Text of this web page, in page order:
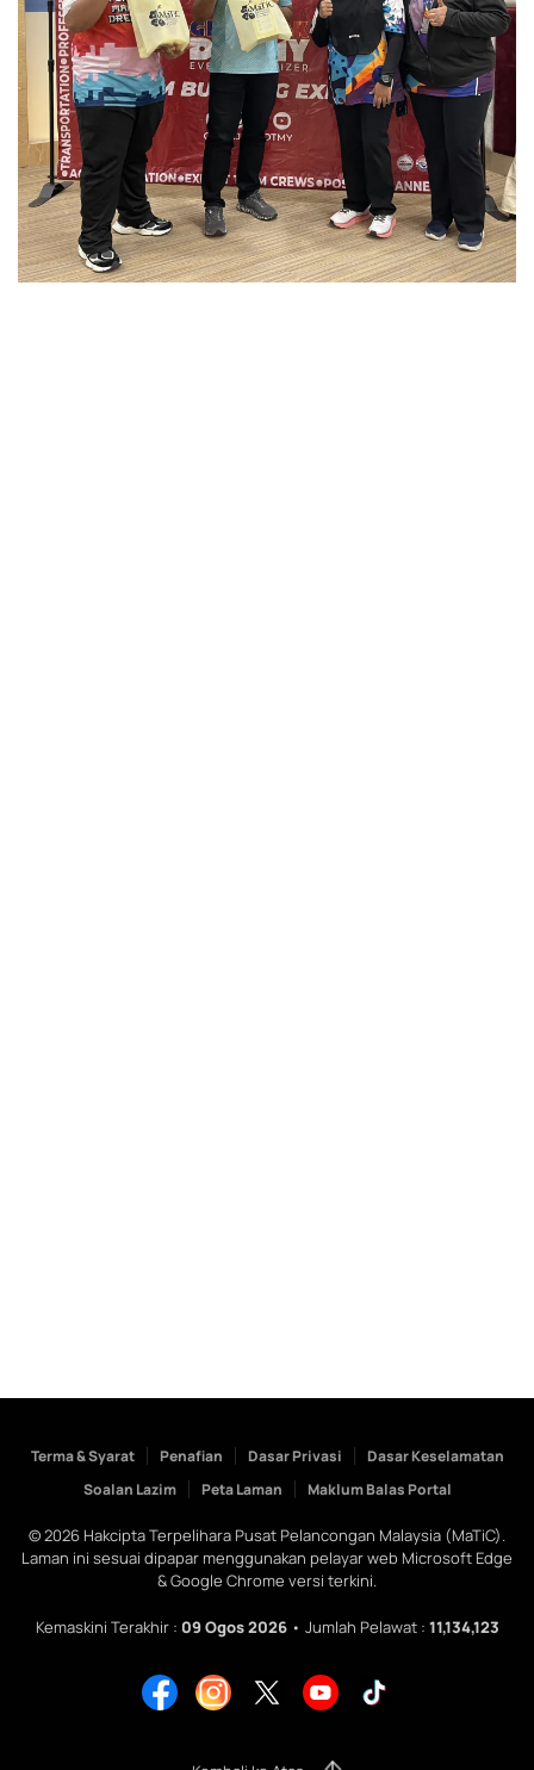
Terma & Syarat Penafian Dasar Privasi
Dasar Keselamatan
Soalan Lazim
Peta Laman Maklum Balas Portal
©2026 Hakcipta Terpelihara Pusat Pelancongan Malaysia (MaTiC).
Laman ini sesuai dipapar menggunakan pelayar web Microsoft Edge
& Google Chrome versi terkini.
Kemaskini Terakhir : 09 Ogos 2026• Jumlah Pelawat : 11,134,123